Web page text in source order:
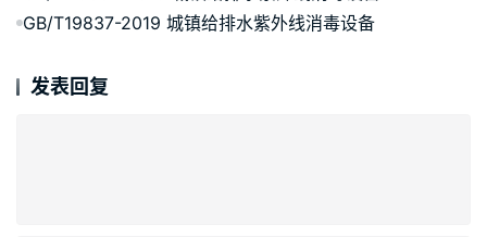
GB/T19837-2019 城镇给排水紫外线消毒设备
发表回复